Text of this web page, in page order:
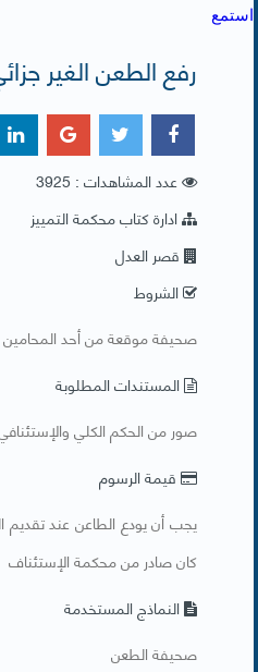
استمع
رفع الطعن الغير
عدد المشاهدات : 3925
ادارة كتاب محكمة التمييز
قصر العدل
الشروط
​صحيفة موقعة من أحد
المستندات المطلوبة
​صور من الحكم الكلي والإستئنافي
قيمة الرسوم
كان صادر من محكمة الإستئناف
النماذج المستخدمة
​صحيفة الطعن